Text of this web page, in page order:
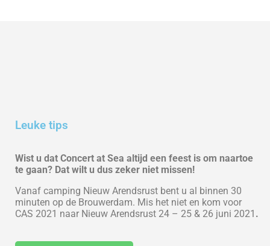
Leuke tips
Wist u dat Concert at Sea altijd een feest is om naartoe
te gaan? Dat wilt u dus zeker niet missen!
Vanaf camping Nieuw Arendsrust bent u al binnen 30
minuten op de Brouwerdam. Mis het niet en kom voor
CAS 2021 naar Nieuw Arendsrust 24 – 25 & 26 juni 2021 .